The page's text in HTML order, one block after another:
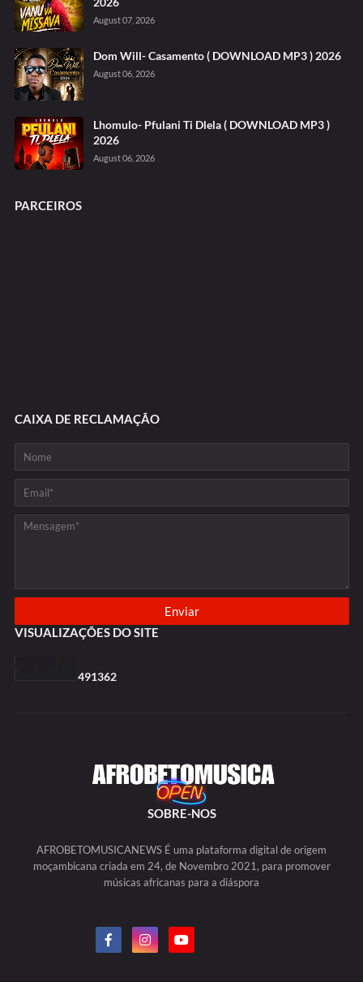
August 07, 2026
Dom Will- Casamento ( DOWNLOAD MP3 ) 2026
August 06, 2026
Lhomulo- Pfulani Ti Dlela ( DOWNLOAD MP3 )
2026
August 06, 2026
PARCEIROS
CAIXA DE RECLAMAÇÃO
VISUALIZAÇÕES DO SITE
491362
SOBRE-NOS
AFROBETOMUSICANEWS É uma plataforma digital de origem
moçambicana criada em 24, de Novembro 2021, para promover
músicas africanas para a diáspora